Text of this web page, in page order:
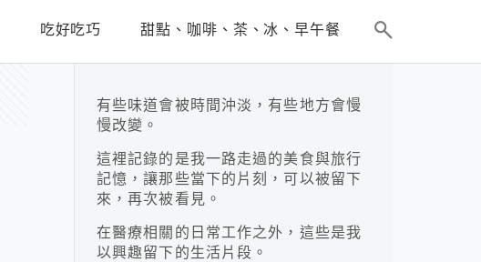
吃好吃巧 甜點、咖啡、茶、冰、早午餐
有些味道會被時間沖淡，有些地方會慢
慢改變。
這裡記錄的是我一路走過的美食與旅行
記憶，讓那些當下的片刻，可以被留下
來，再次被看見。
在醫療相關的日常工作之外，這些是我
以興趣留下的生活片段。